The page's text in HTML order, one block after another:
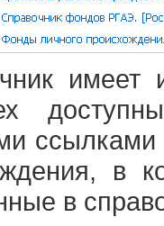
имеет
в
в